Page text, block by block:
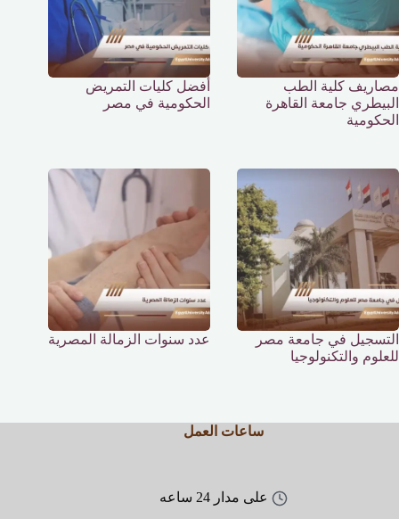
مصاريف كلية الطب
البيطري جامعة القاهرة
الحكومية
أفضل كليات التمريض
الحكومية في مصر
التسجيل في جامعة مصر
للعلوم والتكنولوجيا
عدد سنوات الزمالة المصرية
ساعات العمل
على مدار 24 ساعه